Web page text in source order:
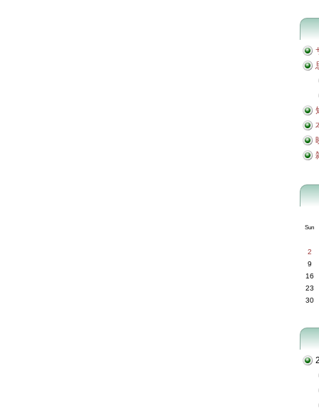
Sun
2
9
16
23
30